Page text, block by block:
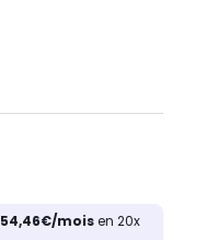
54,46€/moisen 20x